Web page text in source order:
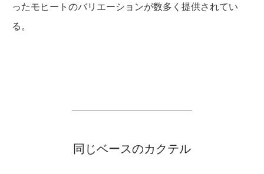
ったモヒートのバリエーションが数多く提供されてい
る。
同じベースのカクテル